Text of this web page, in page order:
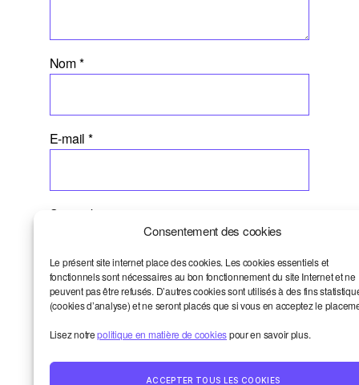
Consentement des cookies
Le présent site internet place des cookies. Les cookies essentiels et
fonctionnels sont nécessaires au bon fonctionnement du site Internet et ne
peuvent pas être refusés. D’autres cookies sont utilisés à des fins
(cookies d’analyse) et ne seront placés que si vous en acceptez le
Lisez notrepolitique en matière de cookiespour en savoir plus.
ACCEPTER TOUS LES COOKIES
Nom*
E-mail *
Site web